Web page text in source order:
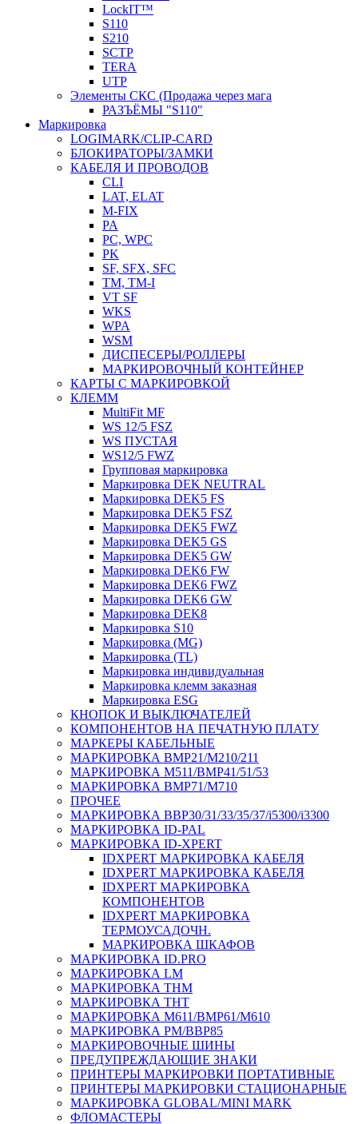
LockIT™
S110
S210
SCTP
TERA
UTP
Элементы СКС (Продажа через мага
РАЗЪЁМЫ "S110"
Маркировка
LOGIMARK/CLIP-CARD
БЛОКИРАТОРЫ/ЗАМКИ
КАБЕЛЯ И ПРОВОДОВ
CLI
LAT, ELAT
M-FIX
PA
PC, WРС
PK
SF, SFX, SFC
TM, TM-I
VT SF
WKS
WPA
WSM
ДИСПЕСЕРЫ/РОЛЛЕРЫ
МАРКИРОВОЧНЫЙ КОНТЕЙНЕР
КАРТЫ С МАРКИРОВКОЙ
КЛЕММ
MultiFit MF
WS 12/5 FSZ
WS ПУСТАЯ
WS12/5 FWZ
Групповая маркировка
Маркировка DEK NEUTRAL
Маркировка DEK5 FS
Маркировка DEK5 FSZ
Маркировка DEK5 FWZ
Маркировка DEK5 GS
Маркировка DEK5 GW
Маркировка DEK6 FW
Маркировка DEK6 FWZ
Маркировка DEK6 GW
Маркировка DEK8
Маркировка S10
Маркировка (MG)
Маркировка (TL)
Маркировка индивидуальная
Маркировка клемм заказная
Маркировка ESG
КНОПОК И ВЫКЛЮЧАТЕЛЕЙ
КОМПОНЕНТОВ НА ПЕЧАТНУЮ ПЛАТУ
МАРКЕРЫ КАБЕЛЬНЫЕ
МАРКИРОВКА BMP21/M210/211
МАРКИРОВКА M511/BMP41/51/53
МАРКИРОВКА BMP71/M710
ПРОЧЕЕ
МАРКИРОВКА BBP30/31/33/35/37/i5300/i3300
МАРКИРОВКА ID-PAL
МАРКИРОВКА ID-XPERT
IDXPERT МАРКИРОВКА КАБЕЛЯ
IDXPERT МАРКИРОВКА КАБЕЛЯ
IDXPERT МАРКИРОВКА
КОМПОНЕНТОВ
IDXPERT МАРКИРОВКА
ТЕРМОУСАДОЧН.
МАРКИРОВКА ШКАФОВ
МАРКИРОВКА ID.PRO
МАРКИРОВКА LM
МАРКИРОВКА THM
МАРКИРОВКА THT
МАРКИРОВКА M611/BMP61/M610
МАРКИРОВКА PM/BBP85
МАРКИРОВОЧНЫЕ ШИНЫ
ПРЕДУПРЕЖДАЮЩИЕ ЗНАКИ
ПРИНТЕРЫ МАРКИРОВКИ ПОРТАТИВНЫЕ
ПРИНТЕРЫ МАРКИРОВКИ СТАЦИОНАРНЫЕ
МАРКИРОВКА GLOBAL/MINI MARK
ФЛОМАСТЕРЫ